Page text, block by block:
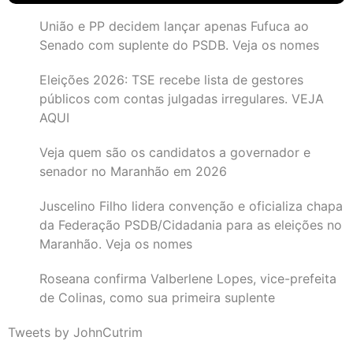
União e PP decidem lançar apenas Fufuca ao
Senado com suplente do PSDB. Veja os nomes
Eleições 2026: TSE recebe lista de gestores
públicos com contas julgadas irregulares. VEJA
AQUI
Veja quem são os candidatos a governador e
senador no Maranhão em 2026
Juscelino Filho lidera convenção e oficializa chapa
da Federação PSDB/Cidadania para as eleições no
Maranhão. Veja os nomes
Roseana confirma Valberlene Lopes, vice-prefeita
de Colinas, como sua primeira suplente
Tweets by JohnCutrim